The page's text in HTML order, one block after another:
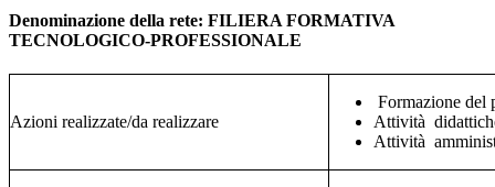
Denominazione della rete: FILIERA FORMATIVA
TECNOLOGICO-PROFESSIONALE
Azioni realizzate/da realizzare
Formazione del
Attività
Attività